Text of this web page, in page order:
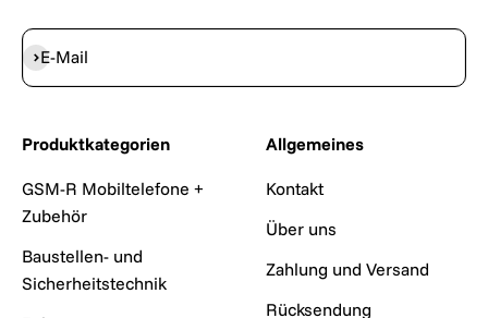
E-Mail
Abonnieren
Produktkategorien
GSM-R Mobiltelefone +
Zubehör
Baustellen- und
Sicherheitstechnik
Allgemeines
Kontakt
Über uns
Zahlung und Versand
Rücksendung